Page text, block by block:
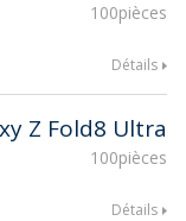
100pièces
Détails
Z Fold8 Ultra
100pièces
Détails